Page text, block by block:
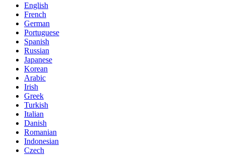
English
French
German
Portuguese
Spanish
Russian
Japanese
Korean
Arabic
Irish
Greek
Turkish
Italian
Danish
Romanian
Indonesian
Czech